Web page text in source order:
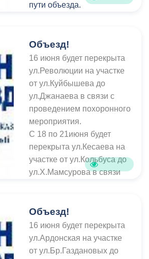
пути объезда.
Объезд!
16 июня будет перекрыта
ул.Революции на участке
от ул.Куйбышева до
ул.Джанаева в связи с
проведением похоронного
мероприятия.
С 18 по 21июня будет
перекрыта ул.Кесаева на
участке от ул.Кольбуса до
ул.Х.Мамсурова в связи
замене теплотрассы.
Просим Вас с пониманием
отнестись к сложившейся
ситуации и заранее искать
Объезд!
16 июня будет перекрыта
ул.Ардонская на участке
от ул.Бр.Газдановых до